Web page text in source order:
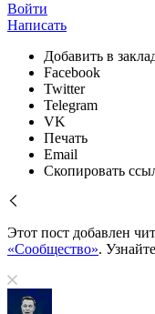
Войти
Написать
Добавить в
Facebook
Twitter
Telegram
VK
Печать
Email
Скопировать
Этот пост добавлен
«Сообщество».